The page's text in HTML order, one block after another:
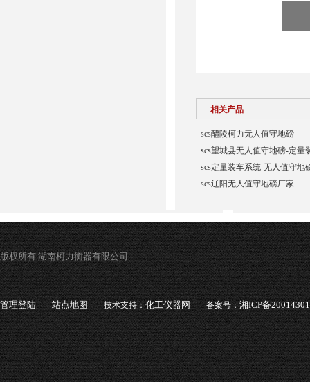
相关产品
scs醴陵柯力无人值守地磅
scs望城县无人值守地磅-定量
scs定量装车系统-无人值守地
scs辽阳无人值守地磅厂家
版权所有 湖南柯力衡器有限公司
管理登陆 站点地图 技术支持：化工仪器网 备案号：湘ICP备